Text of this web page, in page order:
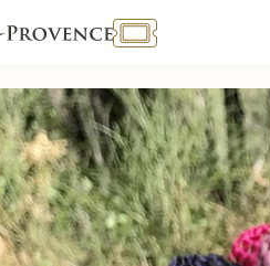
TOURISME & HANDICAP